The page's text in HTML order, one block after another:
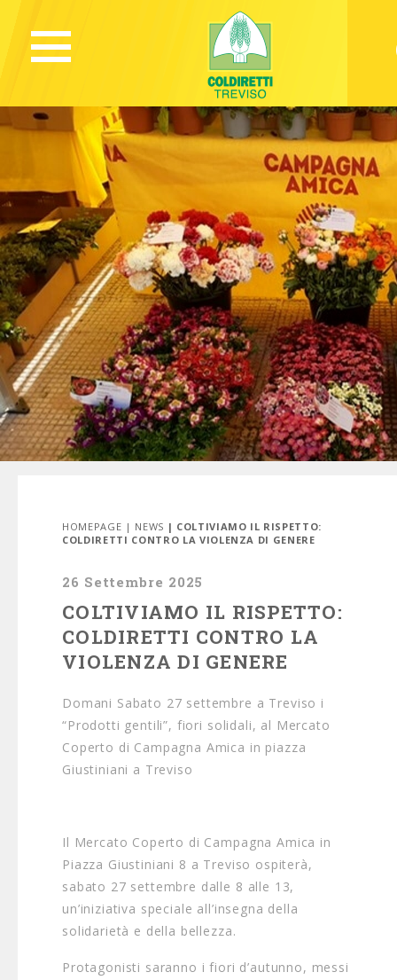
HOMEPAGE | NEWS | COLTIVIAMO IL RISPETTO:
COLDIRETTI CONTRO LA VIOLENZA DI GENERE
26 Settembre 2025
COLTIVIAMO IL RISPETTO:
COLDIRETTI CONTRO LA
VIOLENZA DI GENERE
Domani Sabato 27 settembre a Treviso i
“Prodotti gentili”, fiori solidali, al Mercato
Coperto di Campagna Amica in piazza
Giustiniani a Treviso
Il Mercato Coperto di Campagna Amica in
Piazza Giustiniani 8 a Treviso ospiterà,
sabato 27 settembre dalle 8 alle 13,
un’iniziativa speciale all’insegna della
solidarietà e della bellezza.
Protagonisti saranno i fiori d’autunno, messi